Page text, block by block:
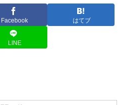
Facebook はてブ
LINE